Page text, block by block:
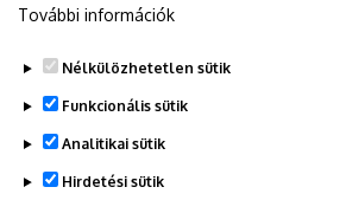
További információk
Nélkülözhetetlen sütik
Funkcionális sütik
Analitikai sütik
Hirdetési sütik